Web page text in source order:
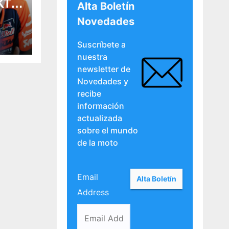
Alta Boletín
Novedades
Suscríbete a
nuestra
newsletter de
Novedades y
recibe
información
actualizada
sobre el mundo
de la moto
Email
Address